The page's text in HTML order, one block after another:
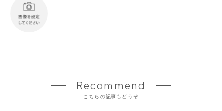
Recommend
こちらの記事もどうぞ